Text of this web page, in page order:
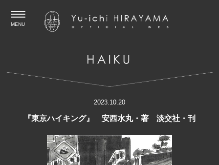
MENU
2023.10.20
『東京ハイキング』 安西水丸・著 淡交社・刊